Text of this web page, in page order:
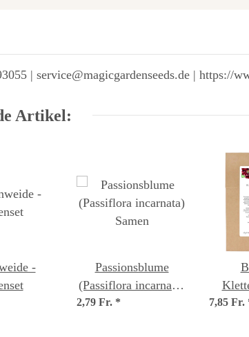
| service@magicgardenseeds.de | https://
Artikel:
-
Passionsblume
(Passiflora incarnata)
Samen
2,79 Fr. * 7,85 Fr.